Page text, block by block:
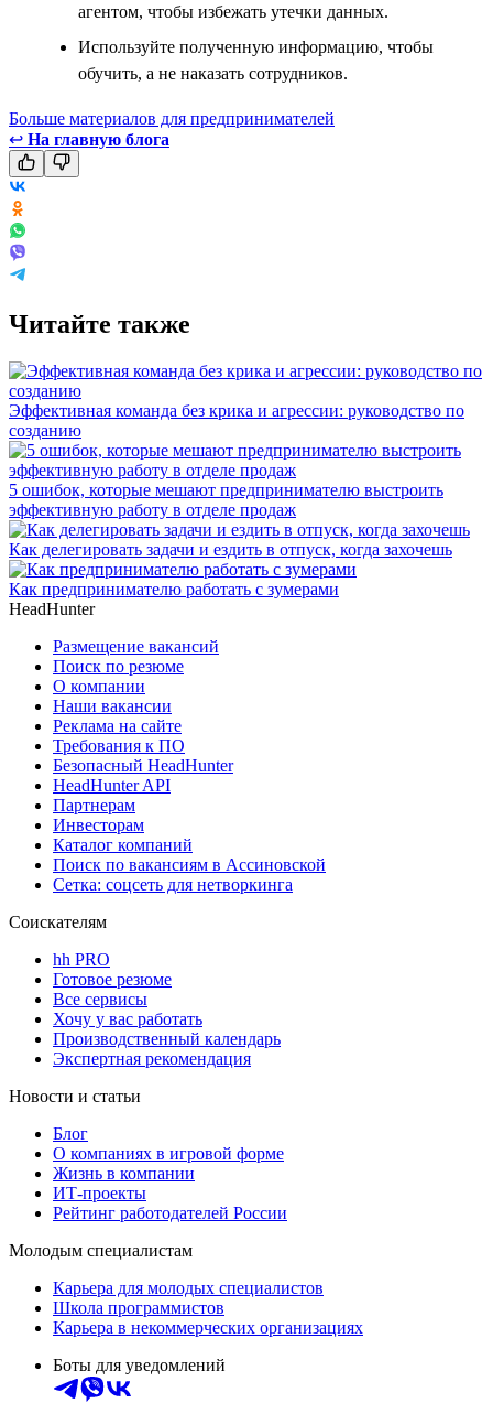
агентом, чтобы избежать утечки данных.
Используйте полученную информацию, чтобы
обучить, а не наказать сотрудников.
Больше материалов для предпринимателей
↩ На главную блога
Читайте также
Эффективная команда без крика и агрессии: руководство по
созданию
5 ошибок, которые мешают предпринимателю выстроить
эффективную работу в отделе продаж
Как делегировать задачи и ездить в отпуск, когда захочешь
Как предпринимателю работать с зумерами
HeadHunter
Размещение вакансий
Поиск по резюме
О компании
Наши вакансии
Реклама на сайте
Требования к ПО
Безопасный HeadHunter
HeadHunter API
Партнерам
Инвесторам
Каталог компаний
Поиск по вакансиям в Ассиновской
Сетка: соцсеть для нетворкинга
Соискателям
hh PRO
Готовое резюме
Все сервисы
Хочу у вас работать
Производственный календарь
Экспертная рекомендация
Новости и статьи
Блог
О компаниях в игровой форме
Жизнь в компании
ИТ-проекты
Рейтинг работодателей России
Молодым специалистам
Карьера для молодых специалистов
Школа программистов
Карьера в некоммерческих организациях
Боты для уведомлений